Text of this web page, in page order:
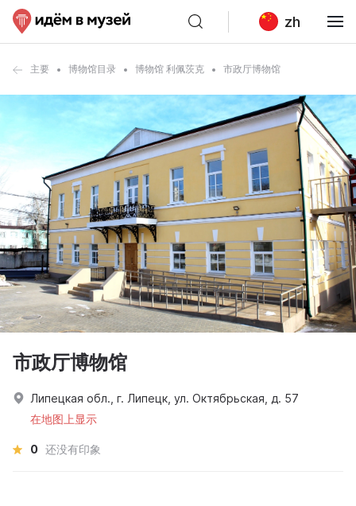
zh
主要 博物馆目录 博物馆 利佩茨克 市政厅博物馆
市政厅博物馆
Липецкая обл., г. Липецк, ул. Октябрьская, д. 57
在地图上显示
0 还没有印象